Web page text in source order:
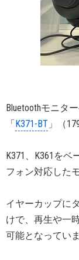
Bluetoothモニタ
「K371-BT 」（
K371、K361をベ
フォン対応した
イヤーカップに
けで、再生や一
可能となっていま